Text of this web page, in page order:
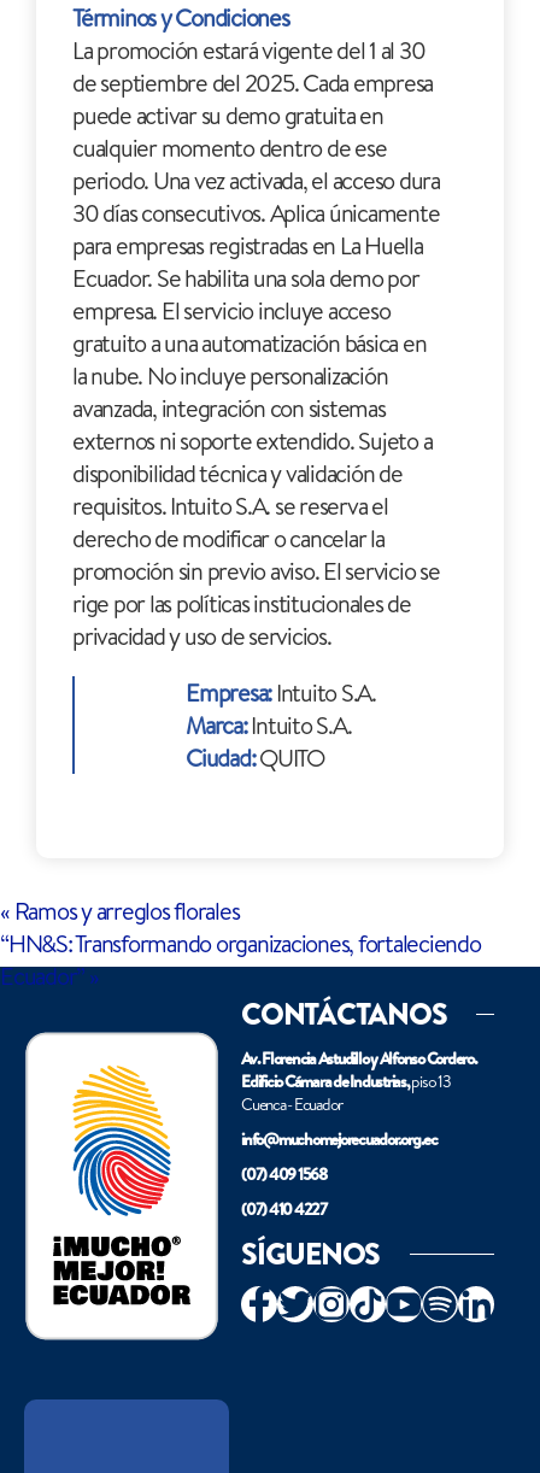
Términos y Condiciones
La promoción estará vigente del 1 al 30
de septiembre del 2025. Cada empresa
puede activar su demo gratuita en
cualquier momento dentro de ese
periodo. Una vez activada, el acceso dura
30 días consecutivos. Aplica únicamente
para empresas registradas en La Huella
Ecuador. Se habilita una sola demo por
empresa. El servicio incluye acceso
gratuito a una automatización básica en
la nube. No incluye personalización
avanzada, integración con sistemas
externos ni soporte extendido. Sujeto a
disponibilidad técnica y validación de
requisitos. Intuito S.A. se reserva el
derecho de modificar o cancelar la
promoción sin previo aviso. El servicio se
rige por las políticas institucionales de
privacidad y uso de servicios.
Empresa:Intuito S.A.
Marca:Intuito S.A.
Ciudad:QUITO
« Ramos y arreglos florales
“HN&S: Transformando organizaciones, fortaleciendo
Ecuador”»
CONTÁCTANOS
Av. Florencia Astudillo y Alfonso Cordero.
Edificio Cámara de Industrias,piso 13
Cuenca - Ecuador
info@muchomejorecuador.org.ec
(07) 409 1568
(07) 410 4227
SÍGUENOS